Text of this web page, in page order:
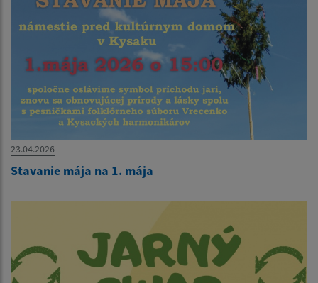
23.04.2026
Stavanie mája na 1. mája